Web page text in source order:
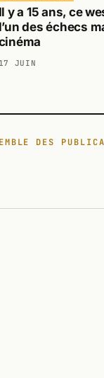
Il y a 15 ans, ce
l’un des échecs
17 JUIN
DES